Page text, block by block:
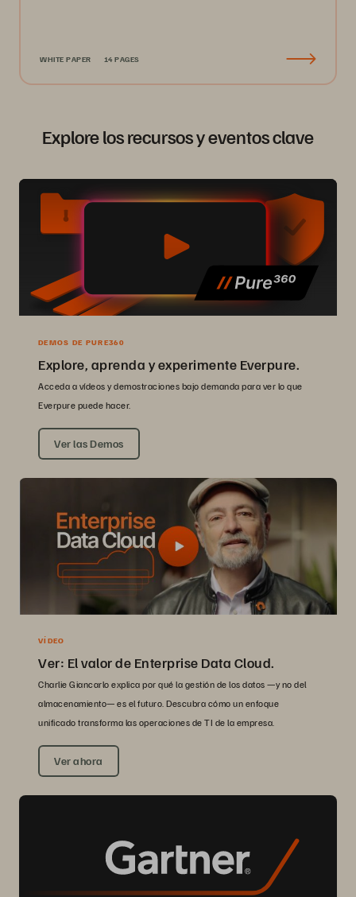
WHITE PAPER 14 PAGES
Explore los recursos y eventos clave
DEMOS DE PURE360
Explore, aprenda y experimente Everpure.
Acceda a vídeos y demostraciones bajo demanda para ver lo que
Everpure puede hacer.
Ver las Demos
VÍDEO
Ver: El valor de Enterprise Data Cloud.
Charlie Giancarlo explica por qué la gestión de los datos —y no del
almacenamiento— es el futuro. Descubra cómo un enfoque
unificado transforma las operaciones de TI de la empresa.
Ver ahora